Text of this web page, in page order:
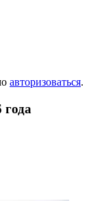
авторизоваться.